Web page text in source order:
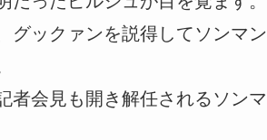
グックァンを説得してソンマ
者会見も開き解任されるソン